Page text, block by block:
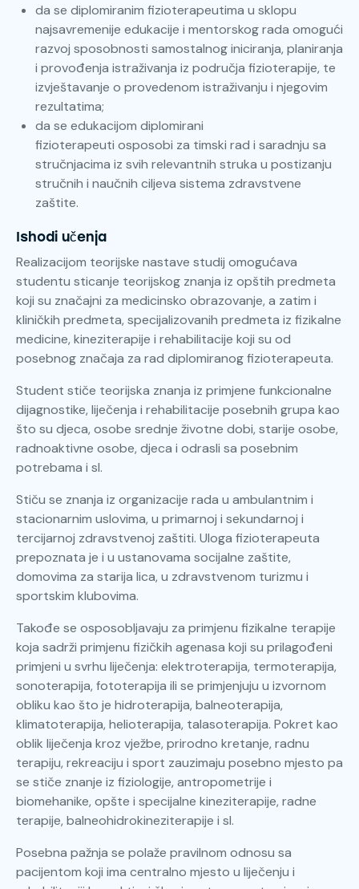
da se diplomiranim fizioterapeutima u sklopu
najsavremenije edukacije i mentorskog rada omogući
razvoj sposobnosti samostalnog iniciranja, planiranja
i provođenja istraživanja iz područja fizioterapije, te
izvještavanje o provedenom istraživanju i njegovim
rezultatima;
da se edukacijom diplomirani
fizioterapeuti osposobi za timski rad i saradnju sa
stručnjacima iz svih relevantnih struka u postizanju
stručnih i naučnih ciljeva sistema zdravstvene
zaštite.
Ishodi učenja
Realizacijom teorijske nastave studij omogućava
studentu sticanje teorijskog znanja iz opštih predmeta
koji su značajni za medicinsko obrazovanje, a zatim i
kliničkih predmeta, specijalizovanih predmeta iz fizikalne
medicine, kineziterapije i rehabilitacije koji su od
posebnog značaja za rad diplomiranog fizioterapeuta.
Student stiče teorijska znanja iz primjene funkcionalne
dijagnostike, liječenja i rehabilitacije posebnih grupa kao
što su djeca, osobe srednje životne dobi, starije osobe,
radnoaktivne osobe, djeca i odrasli sa posebnim
potrebama i sl.
Stiču se znanja iz organizacije rada u ambulantnim i
stacionarnim uslovima, u primarnoj i sekundarnoj i
tercijarnoj zdravstvenoj zaštiti. Uloga fizioterapeuta
prepoznata je i u ustanovama socijalne zaštite,
domovima za starija lica, u zdravstvenom turizmu i
sportskim klubovima.
Takođe se osposobljavaju za primjenu fizikalne terapije
koja sadrži primjenu fizičkih agenasa koji su prilagođeni
primjeni u svrhu liječenja: elektroterapija, termoterapija,
sonoterapija, fototerapija ili se primjenjuju u izvornom
obliku kao što je hidroterapija, balneoterapija,
klimatoterapija, helioterapija, talasoterapija. Pokret kao
oblik liječenja kroz vježbe, prirodno kretanje, radnu
terapiju, rekreaciju i sport zauzimaju posebno mjesto pa
se stiče znanje iz fiziologije, antropometrije i
biomehanike, opšte i specijalne kineziterapije, radne
terapije, balneohidrokineziterapije i sl.
Posebna pažnja se polaže pravilnom odnosu sa
pacijentom koji ima centralno mjesto u liječenju i